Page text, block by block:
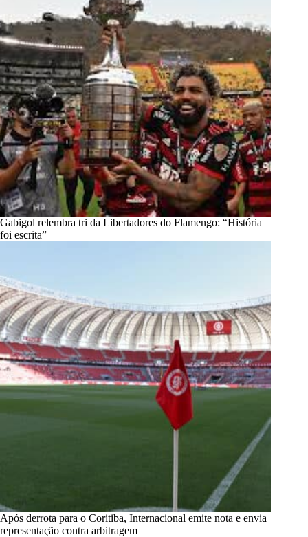
Gabigol relembra tri da Libertadores do Flamengo: “História
foi escrita”
Após derrota para o Coritiba, Internacional emite nota e envia
representação contra arbitragem